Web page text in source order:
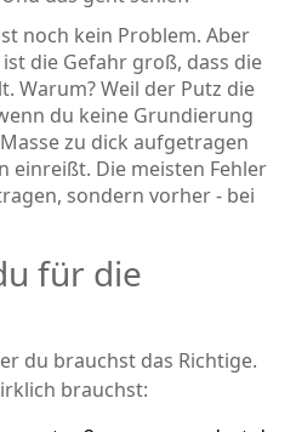
noch kein Problem. Aber
die Gefahr groß, dass die
Warum? Weil der Putz die
du keine Grundierung
zu dick aufgetragen
einreißt. Die meisten Fehler
sondern vorher - bei
für die
du brauchst das Richtige.
brauchst: